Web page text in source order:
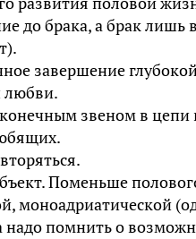
до брака, а брак лишь
завершение
любви.
звеном в
Поменьше
моноадриатической
надо помнить о